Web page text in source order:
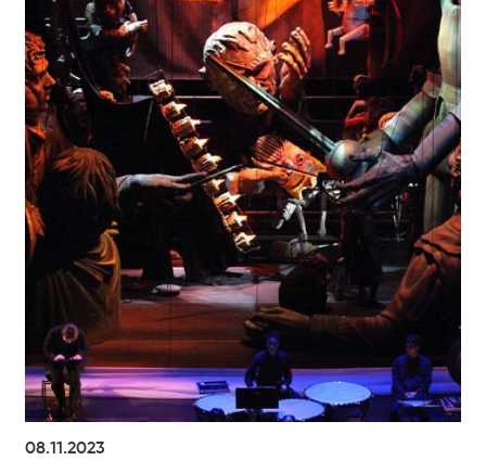
08.11.2023